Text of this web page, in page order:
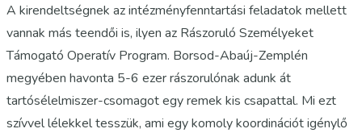
A kirendeltségnek az intézményfenntartási feladatok mellett
vannak más teendői is, ilyen az Rászoruló Személyeket
Támogató Operatív Program. Borsod-Abaúj-Zemplén
megyében havonta 5-6 ezer rászorulónak adunk át
tartósélelmiszer-csomagot egy remek kis csapattal. Mi ezt
szívvel lélekkel tesszük, ami egy komoly koordinációt igénylő